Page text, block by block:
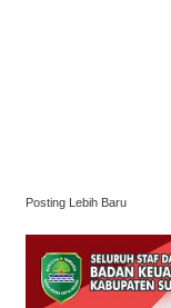
Posting Lebih Baru